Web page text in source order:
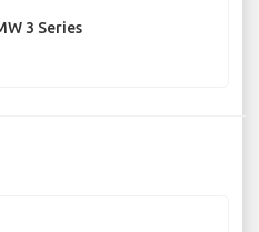
3 Series